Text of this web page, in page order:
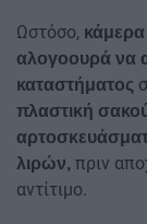
Ωστόσο,
αλογοουρά να
καταστήματος
πλαστική
λιρών, πριν
αντίτιμο.